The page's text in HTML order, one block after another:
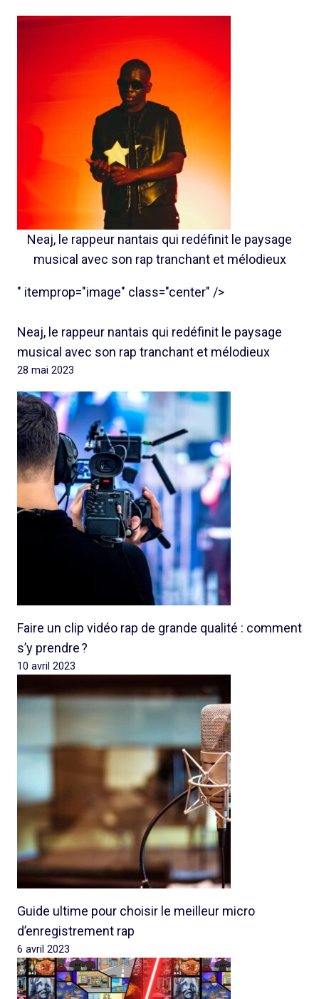
Neaj, le rappeur nantais qui redéfinit le paysage
musical avec son rap tranchant et mélodieux
" itemprop="image" class="center" />
Neaj, le rappeur nantais qui redéfinit le paysage
musical avec son rap tranchant et mélodieux
28 mai 2023
Faire un clip vidéo rap de grande qualité : comment
s’y prendre ?
10 avril 2023
Guide ultime pour choisir le meilleur micro
d’enregistrement rap
6 avril 2023